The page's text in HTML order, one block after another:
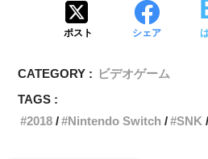
ポスト シェア
CATEGORY : ビデオゲーム
TAGS :
2018
Nintendo Switch SNK